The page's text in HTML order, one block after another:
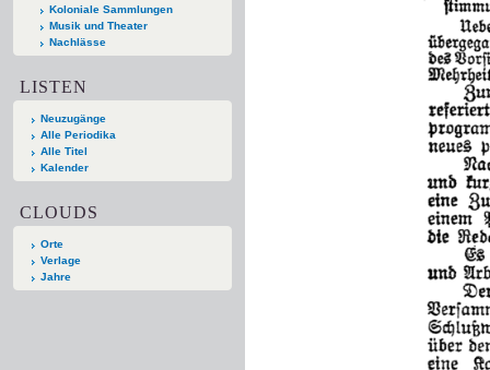
Koloniale Sammlungen
Musik und Theater
Nachlässe
LISTEN
Neuzugänge
Alle Periodika
Alle Titel
Kalender
CLOUDS
Orte
Verlage
Jahre